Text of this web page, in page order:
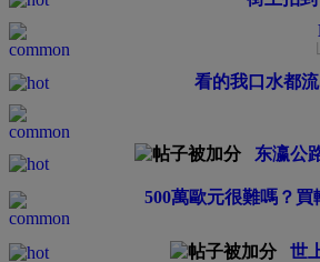
看的我口水都
东瀛公
500萬歐元很難嗎？
世